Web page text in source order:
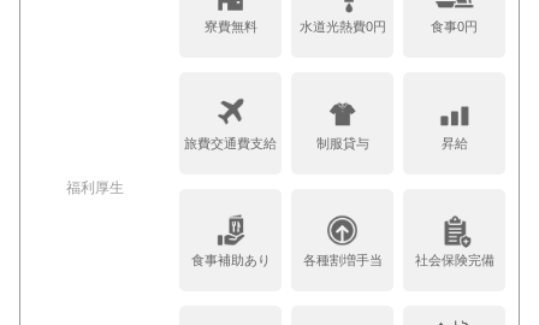
福利厚生
寮費無料 水道光熱費0円 食事0円
旅費交通費支給 制服貸与 昇給
食事補助あり 各種割増手当 社会保険完備